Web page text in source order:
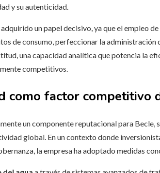
y su autenticidad.
un papel decisivo, ya que el empleo
de consumo, perfeccionar la administración
una capacidad analítica que potencia la
competitivos.
como factor competitivo
un componente reputacional para Becle,
global. En un contexto donde
la empresa ha adoptado medidas